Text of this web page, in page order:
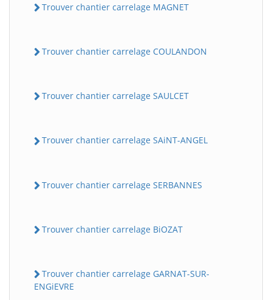
Trouver chantier carrelage MAGNET
Trouver chantier carrelage COULANDON
Trouver chantier carrelage SAULCET
Trouver chantier carrelage SAiNT-ANGEL
Trouver chantier carrelage SERBANNES
Trouver chantier carrelage BiOZAT
Trouver chantier carrelage GARNAT-SUR-
ENGiEVRE